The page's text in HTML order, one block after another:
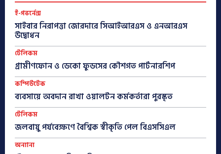
ই-গভর্নেন্স
সাইবার নিরাপত্তা জোরদারে সিআইআরএস ও এনআরএস
উদ্বোধন
টেলিকম
গ্রামীণফোন ও ডেকো ফুডসের কৌশগত পার্টনারশিপ
কম্পিউটেক
ব্যবসায়ে অবদান রাখা ওয়ালটন কর্মকর্তারা পুরস্কৃত
টেলিকম
জলবায়ু পর্যবেক্ষণে বৈশ্বিক স্বীকৃতি পেল বিএসসিএল
অন্যান্য